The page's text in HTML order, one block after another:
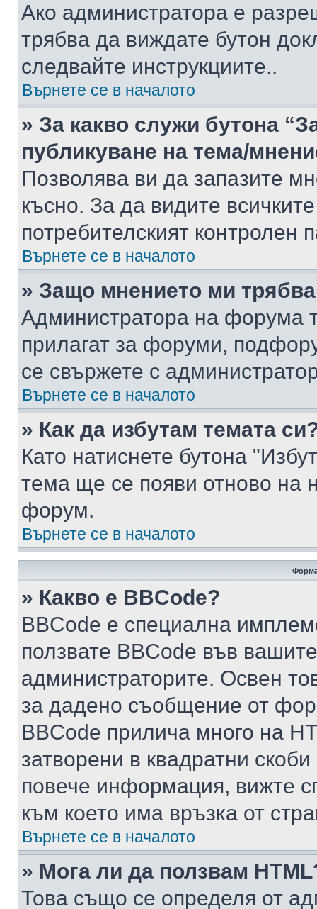
Ако администратора е
трябва да виждате бутон
следвайте инструкциите..
Върнете се в началото
» За какво служи бутона
публикуване на тема/
Позволява ви да запазите
късно. За да видите
потребителският контролен
Върнете се в началото
» Защо мнението ми
Администратора на форума
прилагат за форуми,
се свържете с
Върнете се в началото
» Как да избутам темата
Като натиснете бутона
тема ще се появи отново на
форум.
Върнете се в началото
» Какво е BBCode?
BBCode е специална
ползвате BBCode във
администраторите. Освен
за дадено съобщение от
BBCode прилича много на
затворени в квадратни
повече информация, вижте
към което има връзка от
Върнете се в началото
» Мога ли да ползвам
Това също се определя от